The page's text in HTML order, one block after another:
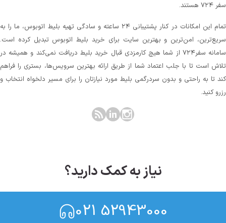
سفر ۷۲۴ هستند.
تمام این امکانات در کنار پشتیبانی‌ ۲۴ ساعته و سادگی تهیه بلیط اتوبوس، ما را به
سریع‌ترین، امن‌ترین و بهترین سایت برای خرید بلیط اتوبوس تبدیل کرده است.
سامانه سفر۷۲۴ از شما هیچ کارمزدی قبال خرید بلیط دریافت نمی‌کند و همیشه در
تلاش است تا با جلب اعتماد شما از طریق ارائه بهترین سرویس‌ها، بستری را فراهم
کند تا به راحتی و بدون سردرگمی بلیط مورد نیازتان را برای مسیر دلخواه انتخاب و
رزرو کنید.
نیاز به کمک دارید؟
021 52943000